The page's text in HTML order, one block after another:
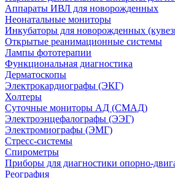
Аппараты ИВЛ для новорожденных
Неонатальные мониторы
Инкубаторы для новорожденных
Открытые реанимационные системы
Лампы фототерапии
Функциональная диагностика
Дерматоскопы
Электрокардиографы (ЭКГ)
Холтеры
Суточные мониторы АД (СМАД)
Электроэнцефалографы (ЭЭГ)
Электромиографы (ЭМГ)
Стресс-системы
Спирометры
Приборы для диагностики опорно-
Реография